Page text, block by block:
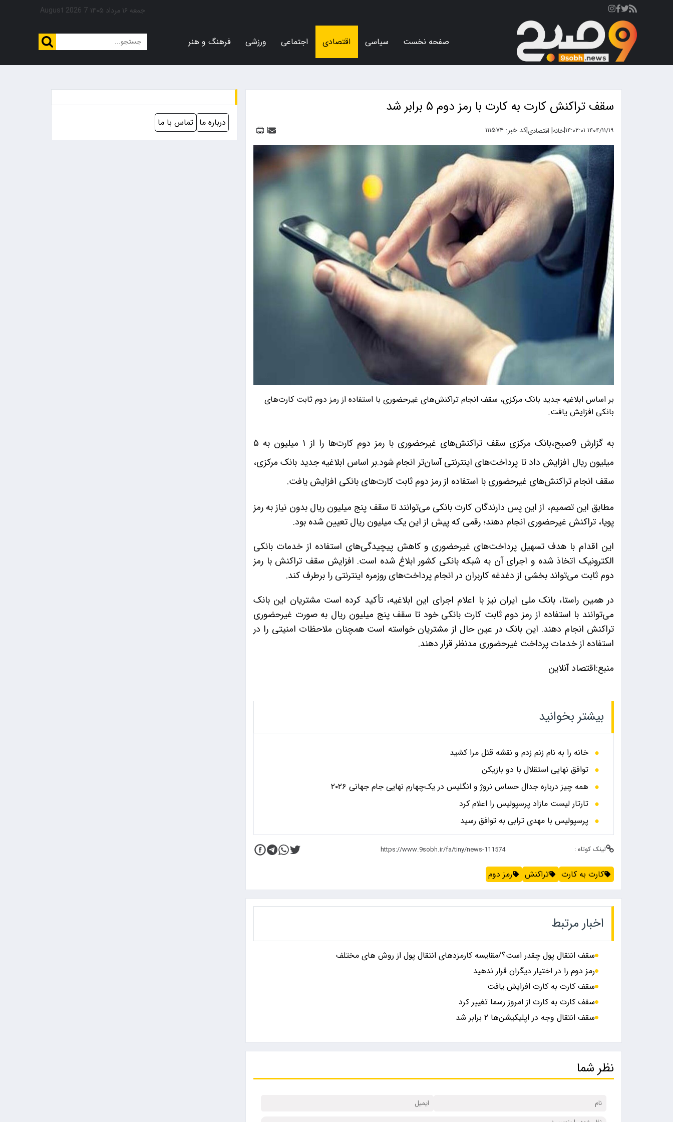
جمعه ۱۶ مرداد ۱۴۰۵ 7 August 2026
صفحه نخست سیاسی اقتصادی اجتماعی ورزشی فرهنگ و هنر
سقف تراکنش کارت به کارت با رمز دوم ۵ برابر شد
۱۴۰۴/۱۱/۱۹ ۱۴:۰۲:۰۱ |خانه| اقتصادی|کد خبر: ۱۱۱۵۷۴ |
بر اساس ابلاغیه جدید بانک مرکزی، سقف انجام تراکنش‌های غیرحضوری با استفاده از رمز دوم ثابت کارت‌های
بانکی افزایش یافت.
به گزارش 9صبح،بانک مرکزی سقف تراکنش‌های غیرحضوری با رمز دوم کارت‌ها را از ۱ میلیون به ۵
میلیون ریال افزایش داد تا پرداخت‌های اینترنتی آسان‌تر انجام شود.بر اساس ابلاغیه جدید بانک مرکزی،
سقف انجام تراکنش‌های غیرحضوری با استفاده از رمز دوم ثابت کارت‌های بانکی افزایش یافت.
مطابق این تصمیم، از این پس دارندگان کارت بانکی می‌توانند تا سقف پنج میلیون ریال بدون نیاز به رمز
پویا، تراکنش غیرحضوری انجام دهند؛ رقمی که پیش از این یک میلیون ریال تعیین شده بود.
این اقدام با هدف تسهیل پرداخت‌های غیرحضوری و کاهش پیچیدگی‌های استفاده از خدمات بانکی
الکترونیک اتخاذ شده و اجرای آن به شبکه بانکی کشور ابلاغ شده است. افزایش سقف تراکنش با رمز
دوم ثابت می‌تواند بخشی از دغدغه کاربران در انجام پرداخت‌های روزمره اینترنتی را برطرف کند.
در همین راستا، بانک ملی ایران نیز با اعلام اجرای این ابلاغیه، تأکید کرده است مشتریان این بانک
می‌توانند با استفاده از رمز دوم ثابت کارت بانکی خود تا سقف پنج میلیون ریال به صورت غیرحضوری
تراکنش انجام دهند. این بانک در عین حال از مشتریان خواسته است همچنان ملاحظات امنیتی را در
استفاده از خدمات پرداخت غیرحضوری مدنظر قرار دهند.
منبع:اقتصاد آنلاین
بیشتر بخوانید
خانه را به نام زنم زدم و نقشه قتل مرا کشید
توافق نهایی استقلال با دو بازیکن
همه چیز درباره جدال حساس نروژ و انگلیس در یک‌چهارم نهایی جام جهانی ۲۰۲۶
تارتار لیست مازاد پرسپولیس را اعلام کرد
پرسپولیس با مهدی ترابی به توافق رسید
لینک کوتاه :
کارت به کارت تراکنش رمز دوم
اخبار مرتبط
سقف انتقال پول چقدر است؟/مقایسه کارمزدهای انتقال پول از روش های مختلف
رمز دوم را در اختیار دیگران قرار ندهید
سقف کارت‌ به‌ کارت افزایش یافت
سقف کارت به کارت از امروز رسما تغییر کرد
سقف انتقال وجه در اپلیکیشن‌ها ۲ برابر شد
نظر شما
درباره ما تماس با ما